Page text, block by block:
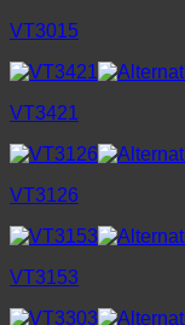
VT3015
VT3421
VT3126
VT3153